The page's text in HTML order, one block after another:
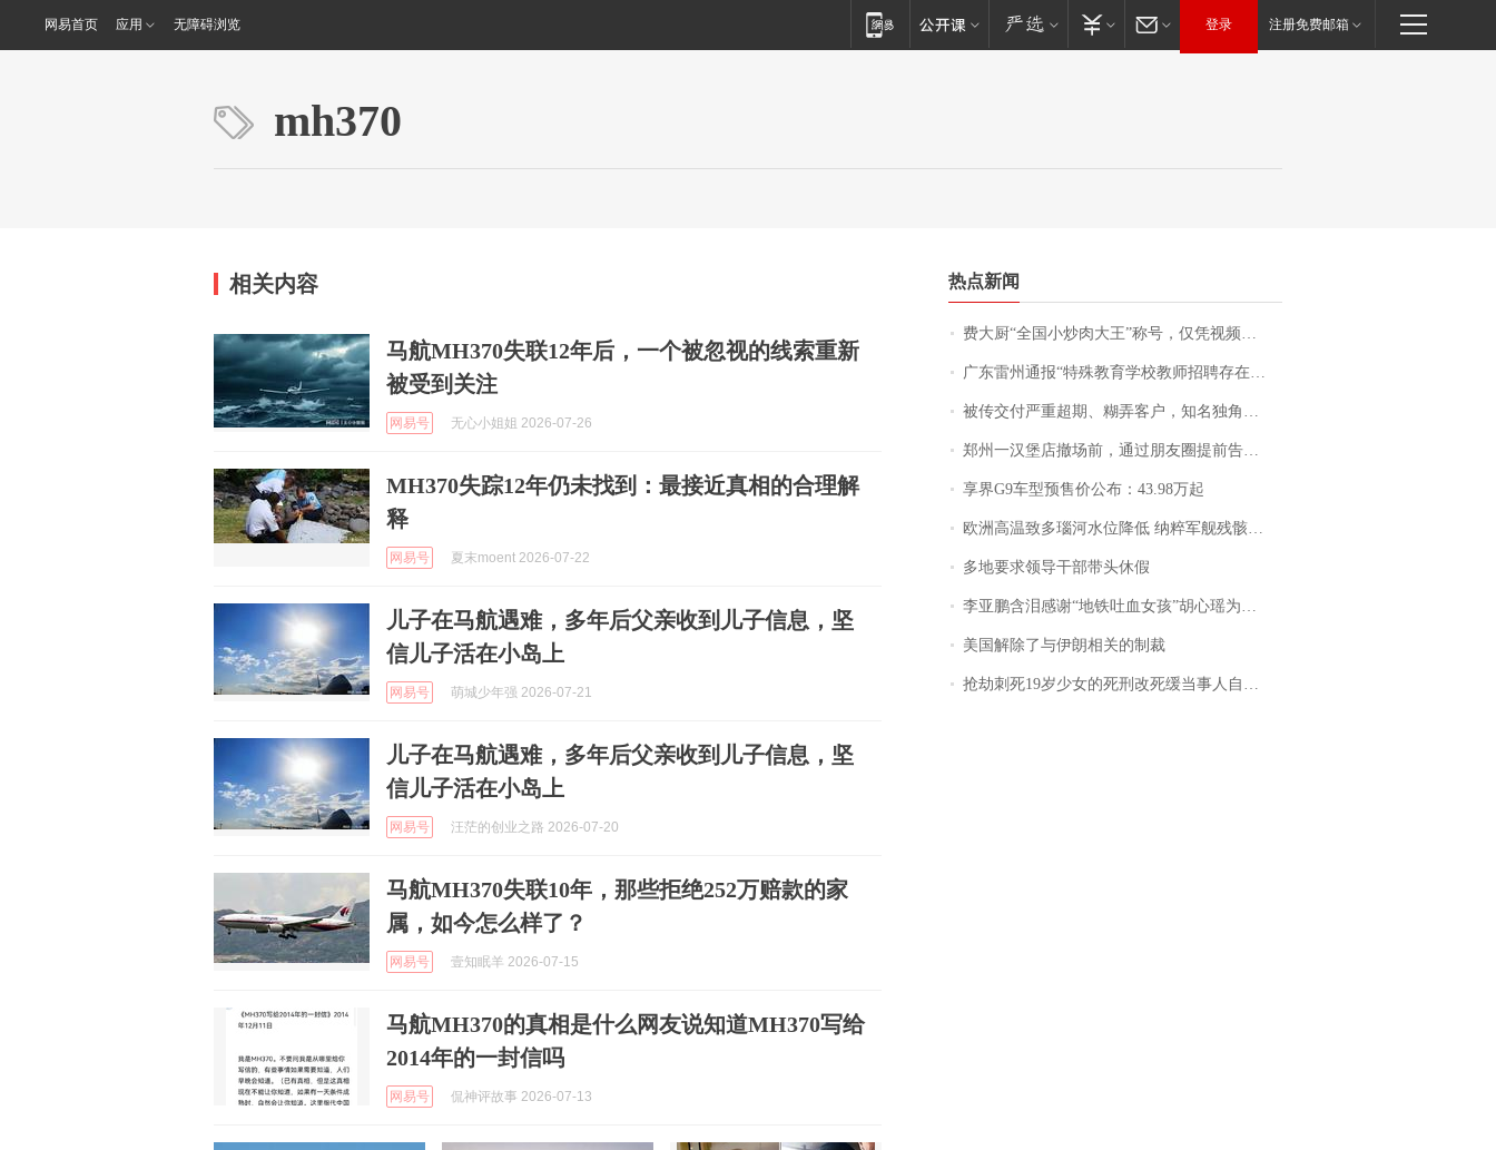
网易首页 应用 无障碍浏览 登录 注册免费邮箱
mh370
相关内容
马航MH370失联12年后，一个被忽视的线索重新
被受到关注
网易号 无心小姐姐 2026-07-26
MH370失踪12年仍未找到：最接近真相的合理解
释
网易号 夏末moent 2026-07-22
儿子在马航遇难，多年后父亲收到儿子信息，坚
信儿子活在小岛上
网易号 萌城少年强 2026-07-21
儿子在马航遇难，多年后父亲收到儿子信息，坚
信儿子活在小岛上
网易号 汪茫的创业之路 2026-07-20
马航MH370失联10年，那些拒绝252万赔款的家
属，如今怎么样了？
网易号 壹知眠羊 2026-07-15
马航MH370的真相是什么网友说知道MH370写给
2014年的一封信吗
网易号 侃神评故事 2026-07-13
热点新闻
费大厨“全国小炒肉大王”称号，仅凭视频评出？中国烹饪协会回应
广东雷州通报“特殊教育学校教师招聘存在违规行为”：已启动问责程序 副校长被停职
被传交付严重超期、糊弄客户，知名独角兽车企创始人回应：都没证据，将依法采取措施，“本人长期与美国交管局保持沟通，对方表示肯定”
郑州一汉堡店撤场前，通过朋友圈提前告知逐一退费，有顾客仅剩1元也全被退回，分文不少；顾客：言而有信，让人感动
享界G9车型预售价公布：43.98万起
欧洲高温致多瑙河水位降低 纳粹军舰残骸重见天日
多地要求领导干部带头休假
李亚鹏含泪感谢“地铁吐血女孩”胡心瑶为嫣然天使捐99999元：这份捐赠太沉重，尊重其捐赠意愿，个人向胡心瑶和她的病友之家各捐赠99999元
美国解除了与伊朗相关的制裁
抢劫刺死19岁少女的死刑改死缓当事人自述：出狱11年间始终刻意躲避被害人家属